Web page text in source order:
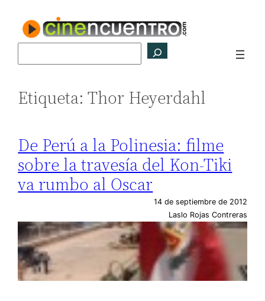
contenido
Etiqueta:Thor Heyerdahl
De Perú a la Polinesia: filme
sobre la travesía del Kon-Tiki
va rumbo al Oscar
14 de septiembre de 2012
Laslo Rojas Contreras